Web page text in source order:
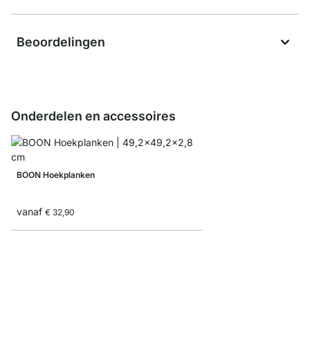
Beoordelingen
Onderdelen en accessoires
BOON Hoekplanken
vanaf € 32,90